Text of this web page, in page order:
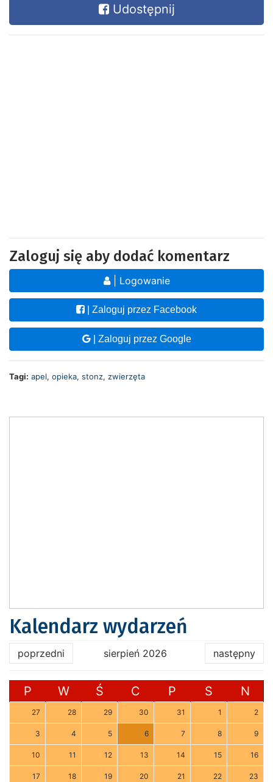
Udostępnij
Zaloguj się aby dodać komentarz
| Logowanie
| Zaloguj przez Facebook
| Zaloguj przez Google
Tagi: apel, opieka, stonz, zwierzęta
Kalendarz wydarzeń
poprzedni sierpień 2026 następny
P W Ś C P S N
27 28 29 30 31 1 2
3 4 5 6 7 8 9
10 11 12 13 14 15 16
17 18 19 20 21 22 23